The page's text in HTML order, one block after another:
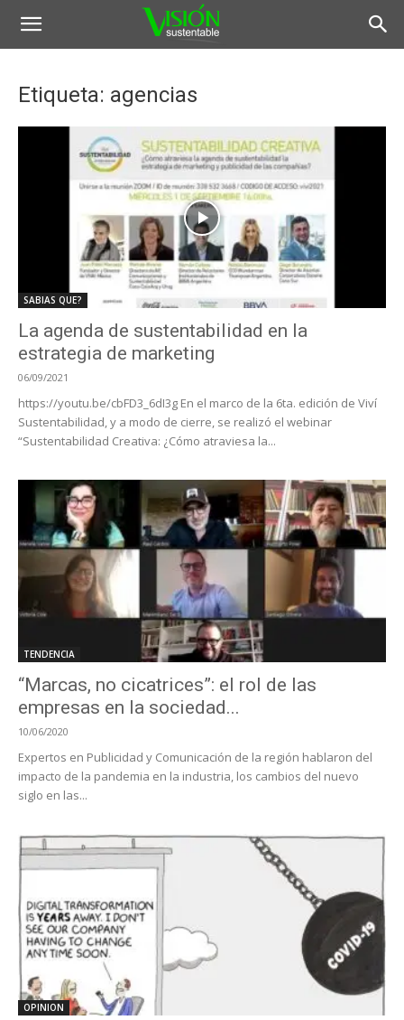
Etiqueta: agencias
SABIAS QUE?
La agenda de sustentabilidad en la
estrategia de marketing
06/09/2021
https://youtu.be/cbFD3_6dI3g En el marco de la 6ta. edición de Viví
Sustentabilidad, y a modo de cierre, se realizó el webinar
“Sustentabilidad Creativa: ¿Cómo atraviesa la...
TENDENCIA
“Marcas, no cicatrices”: el rol de las
empresas en la sociedad...
10/06/2020
Expertos en Publicidad y Comunicación de la región hablaron del
impacto de la pandemia en la industria, los cambios del nuevo
siglo en las...
OPINION